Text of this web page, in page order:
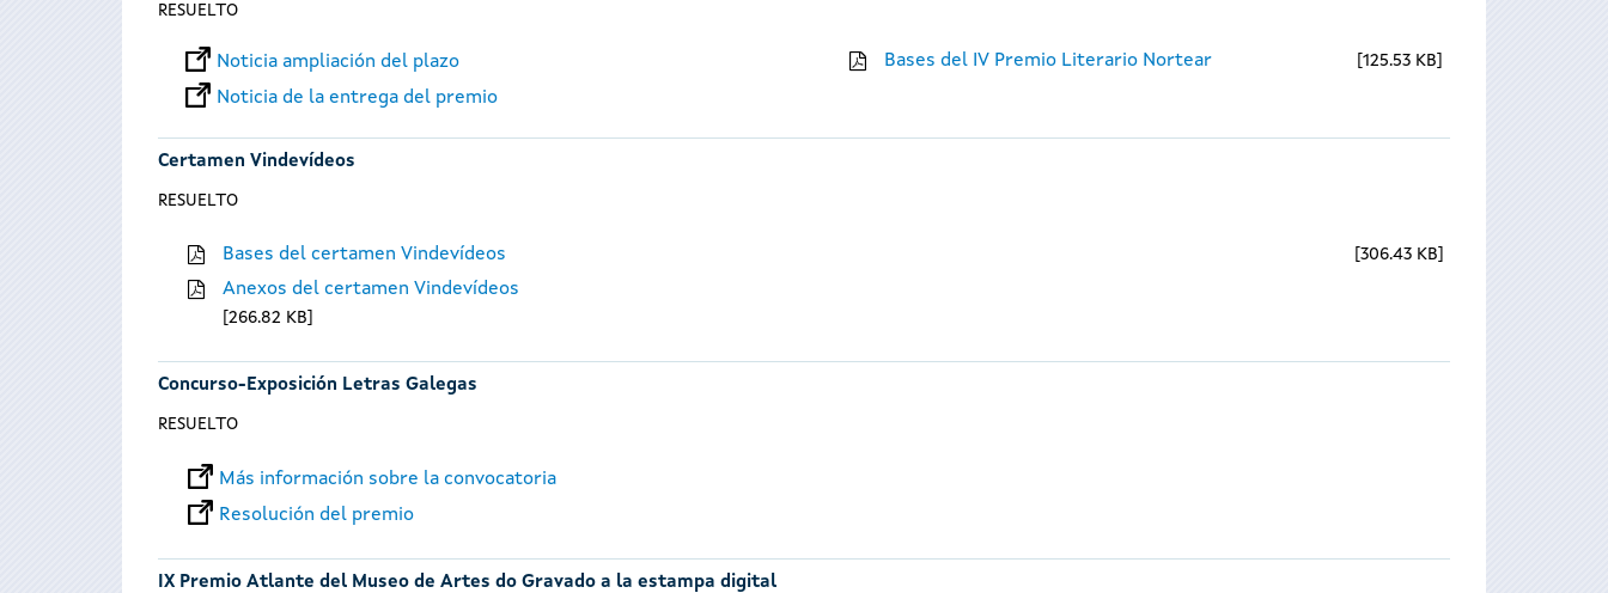
RESUELTO
Noticia ampliación del plazo
Noticia de la entrega del premio
Bases del IV Premio Literario Nortear 125.53 KB
Certamen Vindevídeos
RESUELTO
Bases del certamen Vindevídeos 306.43 KB
Anexos del certamen Vindevídeos
266.82 KB
Concurso-Exposición Letras Galegas
RESUELTO
Más información sobre la convocatoria
Resolución del premio
IX Premio Atlante del Museo de Artes do Gravado a la estampa digital